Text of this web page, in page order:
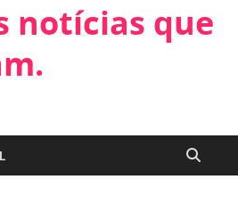
notícias que